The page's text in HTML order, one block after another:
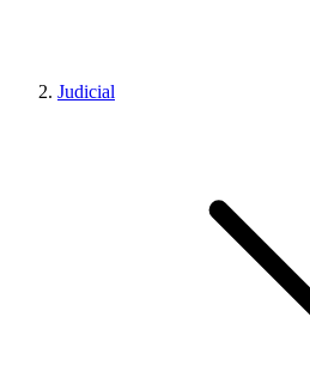
Judicial